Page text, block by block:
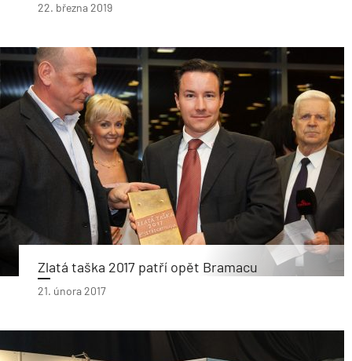
22. března 2019
Zlatá taška 2017 patří opět Bramacu
21. února 2017